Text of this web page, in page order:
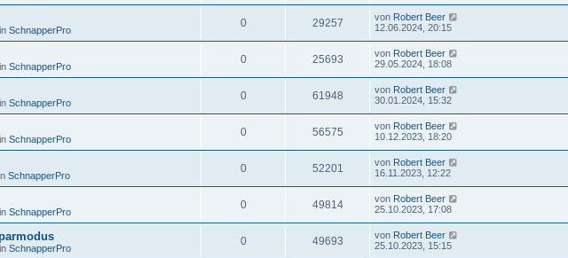
SchnapperPro
0 29257 von Robert Beer
12.06.2024, 20:15
SchnapperPro
0 25693 von Robert Beer
29.05.2024, 18:08
SchnapperPro
0 61948 von Robert Beer
30.01.2024, 15:32
SchnapperPro
0 56575 von Robert Beer
10.12.2023, 18:20
SchnapperPro
0 52201 von Robert Beer
16.11.2023, 12:22
SchnapperPro
0 49814 von Robert Beer
25.10.2023, 17:08
SchnapperPro
0 49693 von Robert Beer
25.10.2023, 15:15